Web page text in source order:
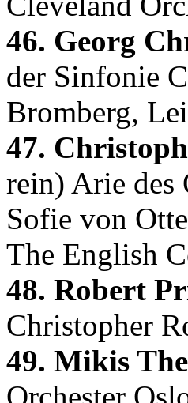
46. Georg
der Sinfonie
Bromberg,
47.
rein) Arie des
Sofie von
The English
48. Robert
Christopher
49. Mikis